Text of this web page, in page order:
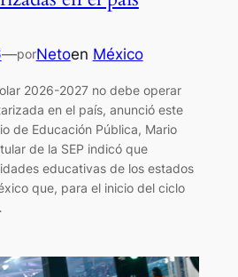
—porNetoen México
2026-2027 no debe operar
en el país, anunció este
de Educación Pública, Mario
de la SEP indicó que
educativas de los estados
que, para el inicio del ciclo